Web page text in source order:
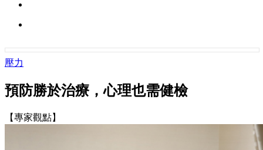
壓力
預防勝於治療，心理也需健檢
【專家觀點】